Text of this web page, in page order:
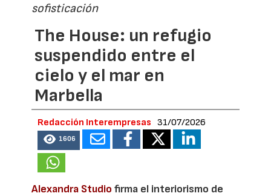
sofisticación
The House: un refugio
suspendido entre el
cielo y el mar en
Marbella
Redacción Interempresas 31/07/2026
1606
Alexandra Studio firma el interiorismo de